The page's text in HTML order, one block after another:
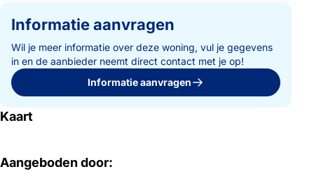
Informatie aanvragen
Wil je meer informatie over deze woning, vul je gegevens
in en de aanbieder neemt direct contact met je op!
Informatie aanvragen
Kaart
Aangeboden door: